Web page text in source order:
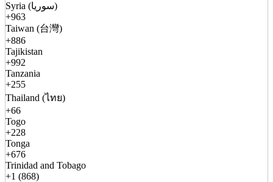
Syria (سوريا)
+963
Taiwan (台灣)
+886
Tajikistan
+992
Tanzania
+255
Thailand (ไทย)
+66
Togo
+228
Tonga
+676
Trinidad and Tobago
+1 (868)